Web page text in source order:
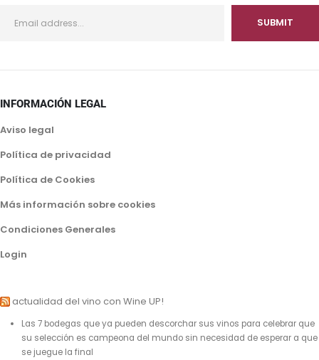
INFORMACIÓN LEGAL
Aviso legal
Política de privacidad
Política de Cookies
Más información sobre cookies
Condiciones Generales
Login
actualidad del vino con Wine UP!
Las 7 bodegas que ya pueden descorchar sus vinos para celebrar que
su selección es campeona del mundo sin necesidad de esperar a que
se juegue la final